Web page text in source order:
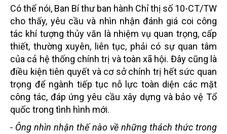
Có thể nói, Ban Bí thư ban hành Chỉ thị số 10-CT/TW
cho thấy, yêu cầu và nhìn nhận đánh giá coi công
tác khí tượng thủy văn là nhiệm vụ quan trọng, cấp
thiết, thường xuyên, liên tục, phải có sự quan tâm
của cả hệ thống chính trị và toàn xã hội. Đây cũng là
điều kiện tiên quyết và cơ sở chính trị hết sức quan
trọng để ngành tiếp tục nỗ lực toàn diện các mặt
công tác, đáp ứng yêu cầu xây dựng và bảo vệ Tổ
quốc trong tình hình mới.
- Ông nhìn nhận thế nào về những thách thức trong